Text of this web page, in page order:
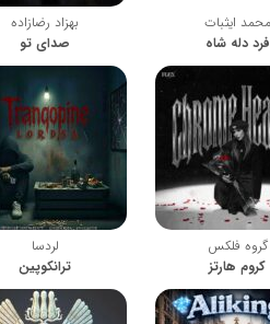
محمد ایثبات
فرد دله شاه
بهزاد رضازاده
صدای تو
گروه فلکس
کروم هارتز
لردسا
ترانکوپین